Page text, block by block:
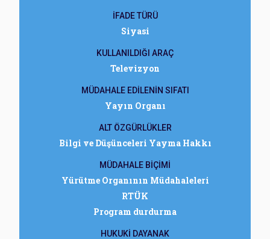
İFADE TÜRÜ
Siyasi
KULLANILDIĞI ARAÇ
Televizyon
MÜDAHALE EDİLENİN SIFATI
Yayın Organı
ALT ÖZGÜRLÜKLER
Bilgi ve Düşünceleri Yayma Hakkı
MÜDAHALE BİÇİMİ
Yürütme Organının Müdahaleleri
RTÜK
Program durdurma
HUKUKİ DAYANAK